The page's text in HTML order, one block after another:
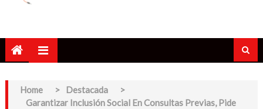
Home > Destacada
>
Garantizar Inclusión Social En Consultas Previas, Pide